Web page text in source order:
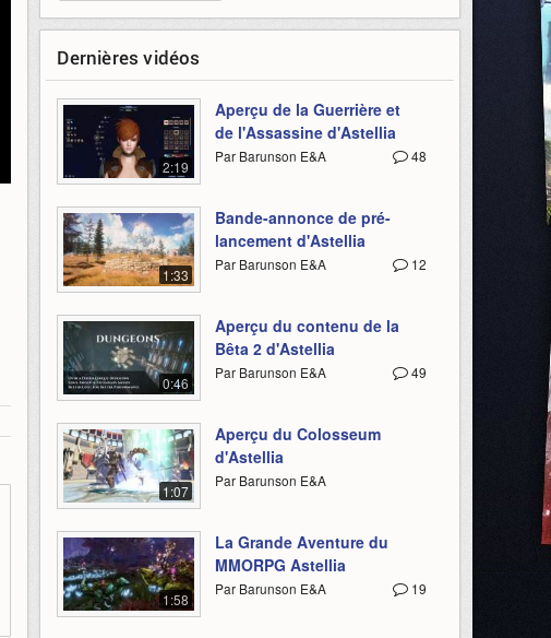
Dernières vidéos
2:19
Aperçu de la Guerrière et
de l'Assassine d'Astellia
48
Par Barunson E&A
1:33
Bande-annonce de pré-
lancement d'Astellia
12
Par Barunson E&A
0:46
Aperçu du contenu de la
Bêta 2 d'Astellia
49
Par Barunson E&A
1:07
Aperçu du Colosseum
d'Astellia
Par Barunson E&A
1:58
La Grande Aventure du
MMORPG Astellia
19
Par Barunson E&A